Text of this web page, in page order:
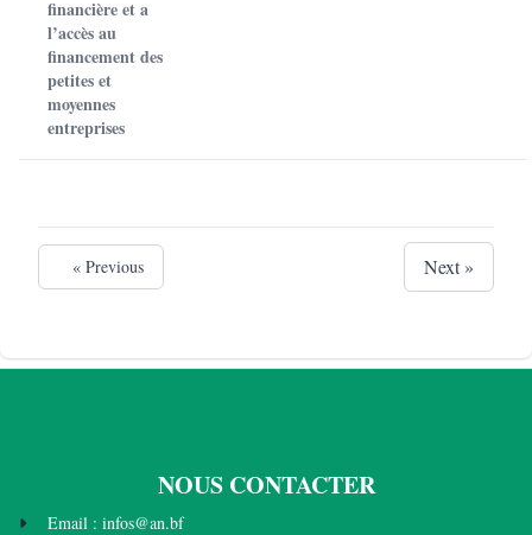
financière et a
l’accès au
financement des
petites et
moyennes
entreprises
« Previous Next »
NOUS CONTACTER
Email : infos@an.bf